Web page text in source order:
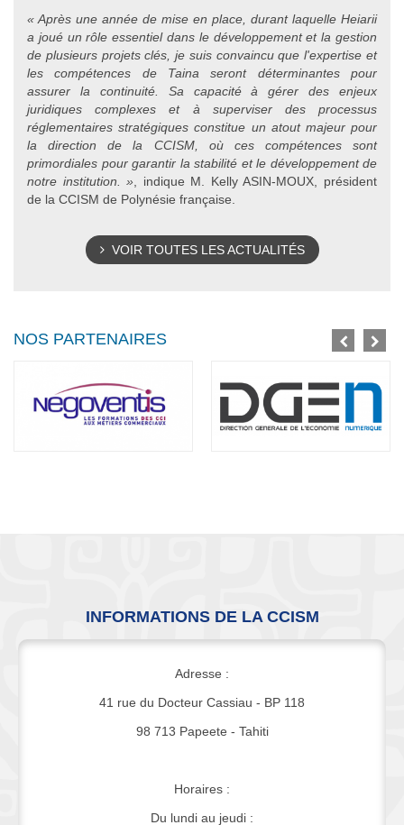
« Après une année de mise en place, durant laquelle Heiarii
a joué un rôle essentiel dans le développement et la gestion
de plusieurs projets clés, je suis convaincu que l'expertise et
les compétences de Taina seront déterminantes pour
assurer la continuité. Sa capacité à gérer des enjeux
juridiques complexes et à superviser des processus
réglementaires stratégiques constitue un atout majeur pour
la direction de la CCISM, où ces compétences sont
primordiales pour garantir la stabilité et le développement de
notre institution. » , indique M. Kelly ASIN-MOUX, président
de la CCISM de Polynésie française.
VOIR TOUTES LES ACTUALITÉS
NOS PARTENAIRES
INFORMATIONS DE LA CCISM
Adresse :
41 rue du Docteur Cassiau - BP 118
98 713 Papeete - Tahiti
Horaires :
Du lundi au jeudi :